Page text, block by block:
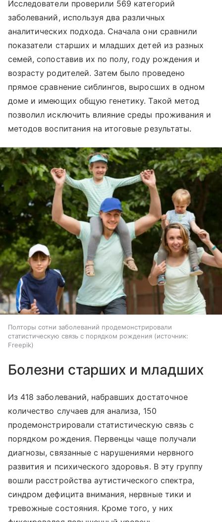
Исследователи проверили 569 категорий
заболеваний, используя два различных
аналитических подхода. Сначала они сравнили
показатели старших и младших детей из разных
семей, сопоставив их по полу, году рождения и
возрасту родителей. Затем было проведено
прямое сравнение сиблингов, выросших в одном
доме и имеющих общую генетику. Такой метод
позволил исключить влияние среды проживания и
методов воспитания на итоговые результаты.
Полторы сотни заболеваний продемонстрировали
статистическую связь с порядком рождения
источник:
Freepik
Болезни старших и младших
Из 418 заболеваний, набравших достаточное
количество случаев для анализа, 150
продемонстрировали статистическую связь с
порядком рождения. Первенцы чаще получали
диагнозы, связанные с нарушениями нервного
развития и психического здоровья. В эту группу
вошли расстройства аутистического спектра,
синдром дефицита внимания, нервные тики и
тревожные состояния. Кроме того, у них